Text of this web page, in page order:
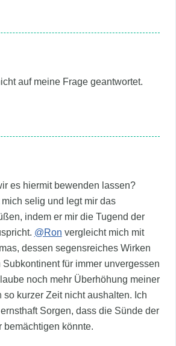
auf meine Frage geantwortet.
es hiermit bewenden lassen?
selig und legt mir das
indem er mir die Tugend der
@Ron vergleicht mich mit
dessen segensreiches Wirken
für immer unvergessen
noch mehr Überhöhung meiner
so kurzer Zeit nicht aushalten. Ich
Sorgen, dass die Sünde der
bemächtigen könnte.